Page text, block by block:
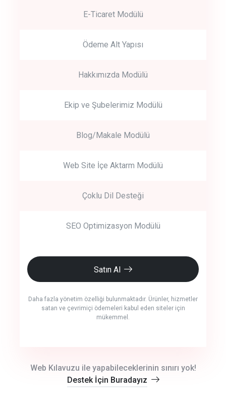
E-Ticaret Modülü
Ödeme Alt Yapısı
Hakkımızda Modülü
Ekip ve Şubelerimiz Modülü
Blog/Makale Modülü
Web Site İçe Aktarm Modülü
Çoklu Dil Desteği
SEO Optimizasyon Modülü
Satın Al
Daha fazla yönetim özelliği bulunmaktadır. Ürünler, hizmetler
satan ve çevrimiçi ödemeleri kabul eden siteler için
mükemmel.
Web Kılavuzu ile yapabileceklerinin sınırı yok!
Destek İçin Buradayız